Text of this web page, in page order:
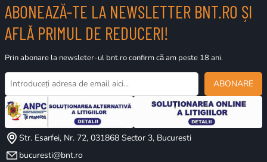
ABONEAZĂ-TE LA NEWSLETTER BNT.RO ȘI
AFLĂ PRIMUL DE REDUCERI!
Prin abonare la newsleter-ul bnt.ro confirm că am peste 18 ani.
ABONARE
Str. Esarfei, Nr. 72, 031868 Sector 3, Bucuresti
bucuresti@bnt.ro